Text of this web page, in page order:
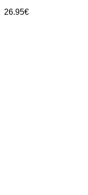
The
26.95€